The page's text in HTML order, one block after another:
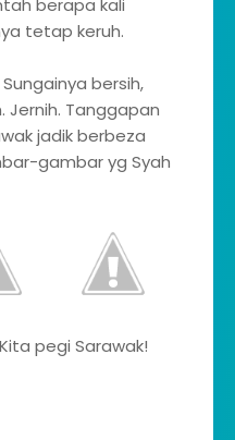
berapa kali
tetap keruh.
bersih,
Jernih. Tanggapan
jadik berbeza
gambar yg Syah
pegi Sarawak!